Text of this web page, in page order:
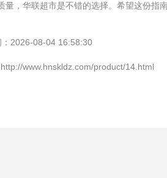
，华联超市是不错的选择。希望这份指
：2026-08-04 16:58:30
www.hnskldz.com/product/14.html